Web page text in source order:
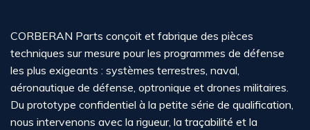
CORBERAN Parts conçoit et fabrique des pièces
techniques sur mesure pour les programmes de défense
les plus exigeants : systèmes terrestres, naval,
aéronautique de défense, optronique et drones militaires.
Du prototype confidentiel à la petite série de qualification,
nous intervenons avec la rigueur, la traçabilité et la